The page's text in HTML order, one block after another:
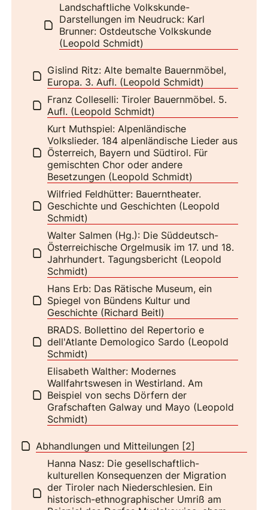
Landschaftliche Volkskunde-
Darstellungen im Neudruck: Karl
Brunner: Ostdeutsche Volkskunde
(Leopold Schmidt)
Gislind Ritz: Alte bemalte Bauernmöbel,
Europa. 3. Aufl. (Leopold Schmidt)
Franz Colleselli: Tiroler Bauernmöbel. 5.
Aufl. (Leopold Schmidt)
Kurt Muthspiel: Alpenländische
Volkslieder. 184 alpenländische Lieder aus
Österreich, Bayern und Südtirol. Für
gemischten Chor oder andere
Besetzungen (Leopold Schmidt)
Wilfried Feldhütter: Bauerntheater.
Geschichte und Geschichten (Leopold
Schmidt)
Walter Salmen (Hg.): Die Süddeutsch-
Österreichische Orgelmusik im 17. und 18.
Jahrhundert. Tagungsbericht (Leopold
Schmidt)
Hans Erb: Das Rätische Museum, ein
Spiegel von Bündens Kultur und
Geschichte (Richard Beitl)
BRADS. Bollettino del Repertorio e
dell'Atlante Demologico Sardo (Leopold
Schmidt)
Elisabeth Walther: Modernes
Wallfahrtswesen in Westirland. Am
Beispiel von sechs Dörfern der
Grafschaften Galway und Mayo (Leopold
Schmidt)
Abhandlungen und Mitteilungen [2]
Hanna Nasz: Die gesellschaftlich-
kulturellen Konsequenzen der Migration
der Tiroler nach Niederschlesien. Ein
historisch-ethnographischer Umriß am